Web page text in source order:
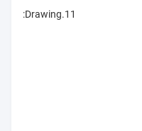
11.Drawing: